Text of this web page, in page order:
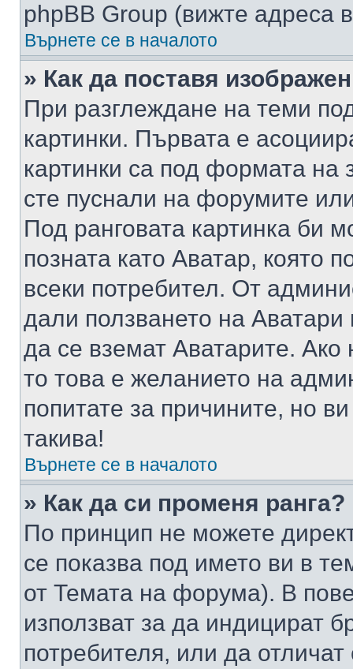
phpBB Group (вижте адреса
Върнете се в началото
» Как да поставя
При разглеждане на теми
картинки. Първата е
картинки са под формата на
сте пуснали на форумите
Под ранговата картинка би
позната като Аватар, която
всеки потребител. От
дали ползването на
да се вземат Аватарите.
то това е желанието на
попитате за причините, но
такива!
Върнете се в началото
» Как да си променя ранга?
По принцип не можете
се показва под името ви в
от Темата на форума). В
използват за да индицират
потребителя, или да